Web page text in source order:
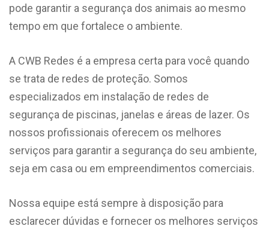
pode garantir a segurança dos animais ao mesmo
tempo em que fortalece o ambiente.
A CWB Redes é a empresa certa para você quando
se trata de redes de proteção. Somos
especializados em instalação de redes de
segurança de piscinas, janelas e áreas de lazer. Os
nossos profissionais oferecem os melhores
serviços para garantir a segurança do seu ambiente,
seja em casa ou em empreendimentos comerciais.
Nossa equipe está sempre à disposição para
esclarecer dúvidas e fornecer os melhores serviços